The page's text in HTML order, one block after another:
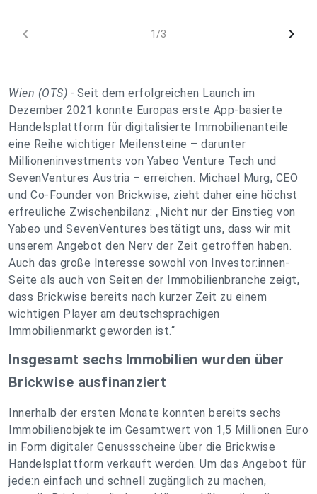
chevron_left 1/3 chevron_right
Wien (OTS) - Seit dem erfolgreichen Launch im
Dezember 2021 konnte Europas erste App-basierte
Handelsplattform für digitalisierte Immobilienanteile
eine Reihe wichtiger Meilensteine – darunter
Millioneninvestments von Yabeo Venture Tech und
SevenVentures Austria – erreichen. Michael Murg, CEO
und Co-Founder von Brickwise, zieht daher eine höchst
erfreuliche Zwischenbilanz: „Nicht nur der Einstieg von
Yabeo und SevenVentures bestätigt uns, dass wir mit
unserem Angebot den Nerv der Zeit getroffen haben.
Auch das große Interesse sowohl von Investor:innen-
Seite als auch von Seiten der Immobilienbranche zeigt,
dass Brickwise bereits nach kurzer Zeit zu einem
wichtigen Player am deutschsprachigen
Immobilienmarkt geworden ist.“
Insgesamt sechs Immobilien wurden über
Brickwise ausfinanziert
Innerhalb der ersten Monate konnten bereits sechs
Immobilienobjekte im Gesamtwert von 1,5 Millionen Euro
in Form digitaler Genussscheine über die Brickwise
Handelsplattform verkauft werden. Um das Angebot für
jede:n einfach und schnell zugänglich zu machen,